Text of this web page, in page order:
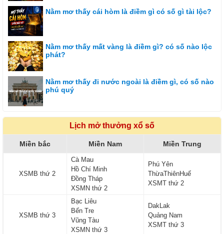
Nằm mơ thấy cái hòm là điềm gì có số gì tài lộc?
Nằm mơ thấy mất vàng là điềm gì? có số nào lộc
phát?
Nằm mơ thấy đi nước ngoài là điềm gì, có số nào
phú quý
Lịch mở thưởng xổ số
Miền bắc Miền Nam Miền Trung
XSMB thứ 2
Cà Mau
Hồ Chí Minh
Đồng Tháp
XSMN thứ 2
Phú Yên
ThừaThiênHuế
XSMT thứ 2
XSMB thứ 3
Bạc Liêu
Bến Tre
Vũng Tàu
XSMN thứ 3
DakLak
Quảng Nam
XSMT thứ 3